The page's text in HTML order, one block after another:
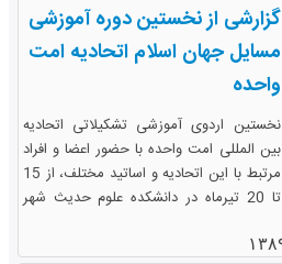
گزارشی از نخستین دوره آموزشی
مسایل جهان اسلام اتحادیه امت
واحده
نخستین اردوی آموزشی تشکیلاتی اتحادیه
بین المللی امت واحده با حضور اعضا و افراد
مرتبط با این اتحادیه و اساتید مختلف، از 15
تا 20 تیرماه در دانشکده علوم حدیث شهر